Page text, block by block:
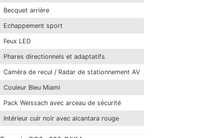
Becquet arrière
Echappement sport
Feux LED
Phares directionnels et adaptatifs
Caméra de recul / Radar de stationnement AV
Couleur Bleu Miami
Pack Weissach avec arceau de sécurité
Intérieur cuir noir avec alcantara rouge